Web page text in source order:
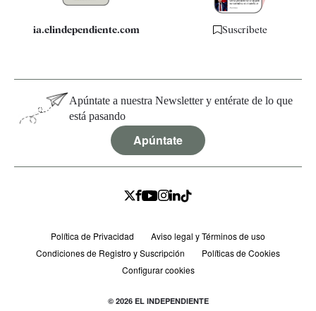
ia.elindependiente.com Suscríbete
Apúntate a nuestra Newsletter y entérate de lo que
está pasando
Apúntate
Política de Privacidad
Aviso legal y Términos de uso
Condiciones de Registro y Suscripción
Políticas de Cookies
Configurar cookies
© 2026 EL INDEPENDIENTE